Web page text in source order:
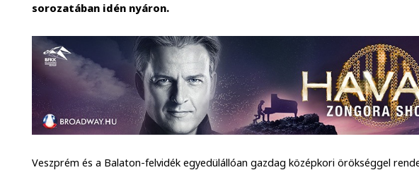
sorozatában idén nyáron.
Veszprém és a Balaton-felvidék egyedülállóan gazdag középkori örökséggel